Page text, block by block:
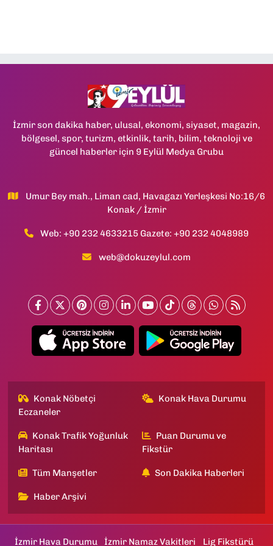
İzmir son dakika haber, ulusal, ekonomi, siyaset, magazin,
bölgesel, spor, turizm, etkinlik, tarih, bilim, teknoloji ve
güncel haberler için 9 Eylül Medya Grubu
Umur Bey mah., Liman cad, Havagazı Yerleşkesi No:16/6
Konak / İzmir
Web: +90 232 4633215 Gazete: +90 232 4048989
web@dokuzeylul.com
Konak Nöbetçi
Eczaneler
Konak Hava Durumu
Konak Trafik Yoğunluk
Haritası
Puan Durumu ve
Fikstür
Tüm Manşetler Son Dakika Haberleri
Haber Arşivi
İzmir Hava Durumu İzmir Namaz Vakitleri Lig Fikstürü